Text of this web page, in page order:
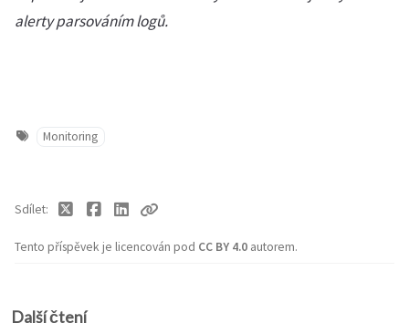
alerty parsováním logů.
Monitoring
Tento příspěvek je licencován pod CC BY 4.0 autorem.
Sdílet
Další čtení